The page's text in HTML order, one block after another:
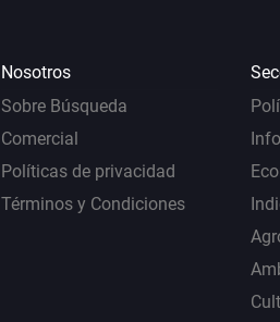
Nosotros
Sobre Búsqueda
Comercial
Políticas de privacidad
Términos y Condiciones